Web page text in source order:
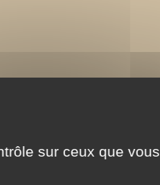
sur ceux que vous